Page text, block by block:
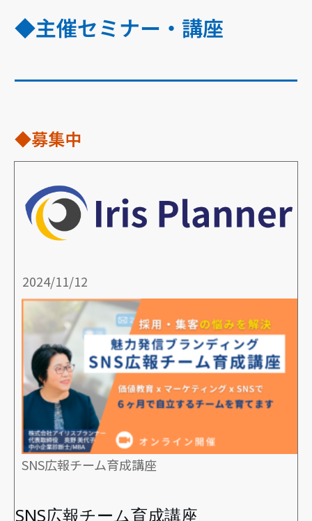
◆主催セミナー・講座
◆募集中
2024/11/12
SNS広報チーム育成講座
SNS広報チーム育成講座